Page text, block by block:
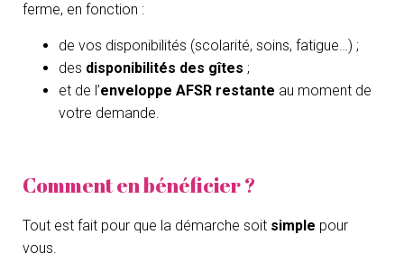
ferme, en fonction :
de vos disponibilités (scolarité, soins, fatigue…) ;
des disponibilités des gîtes ;
et de l’enveloppe AFSR restante au moment de
votre demande.
Comment en bénéficier ?
Tout est fait pour que la démarche soit simple pour
vous.